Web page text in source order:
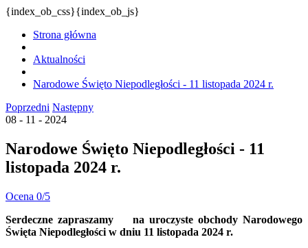
{index_ob_css}{index_ob_js}
Strona główna
Aktualności
Narodowe Święto Niepodległości - 11 listopada 2024 r.
Poprzedni Następny
08 - 11 - 2024
Narodowe Święto Niepodległości - 11
listopada 2024 r.
Ocena 0/5
Serdeczne zapraszamy na uroczyste obchody Narodowego
Święta Niepodległości w dniu 11 listopada 2024 r.